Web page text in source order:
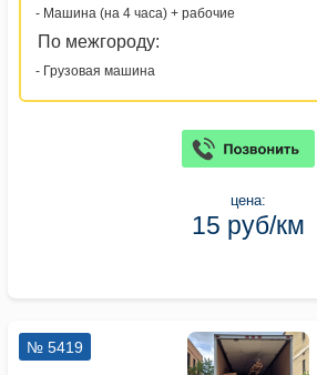
- Машина (на 4 часа) + рабочие
По межгороду:
- Грузовая машина
цена:
15 руб/км
№ 5419